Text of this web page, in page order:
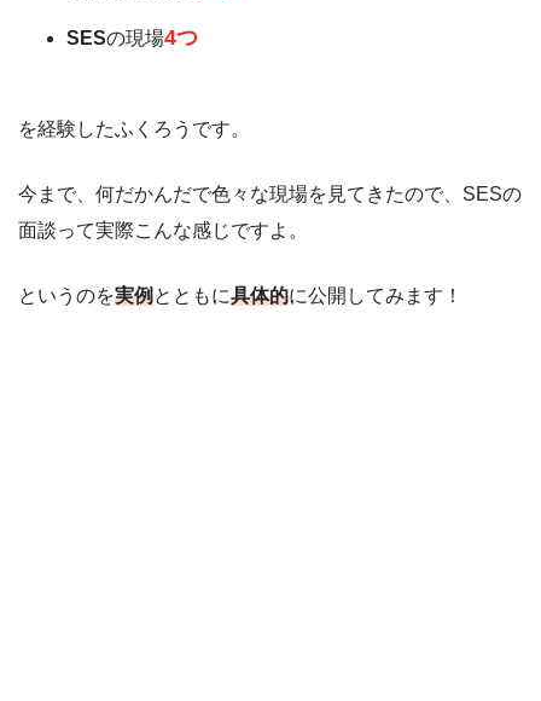
SESの現場4つ
を経験したふくろうです。
今まで、何だかんだで色々な現場を見てきたので、SESの
面談って実際こんな感じですよ。
というのを実例とともに具体的に公開してみます！